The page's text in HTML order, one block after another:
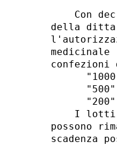
Con
della ditta
I
possono
scadenza